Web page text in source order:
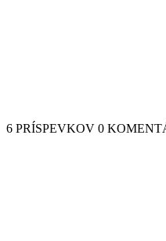
6 PRÍSPEVKOV 0